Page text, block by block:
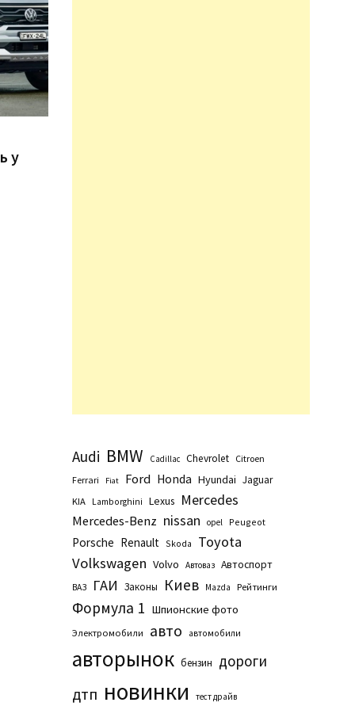
у
Audi BMW Cadillac Chevrolet Citroen
Ferrari
Fiat Ford Honda Hyundai Jaguar
KIA Lamborghini Lexus Mercedes
Mercedes-Benz nissan opel Peugeot
Porsche Renault Skoda
Toyota
Volkswagen Volvo Автоваз Автоспорт
ВАЗ ГАИ Законы Киев Маzda Рейтинги
Формула 1 Шпионские фото
Электромобили авто автомобили
авторынок бензин дороги
дтп новинки тест драйв